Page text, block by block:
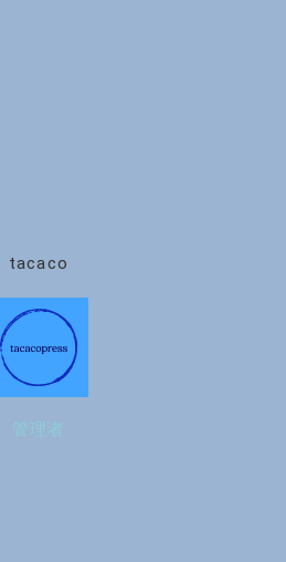
tacaco
管理者